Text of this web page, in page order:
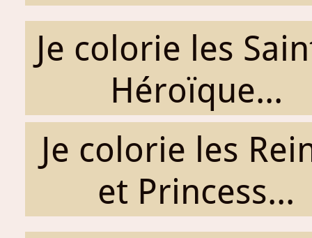
Je colorie les
Héroïque...
Je colorie les
et Princess...